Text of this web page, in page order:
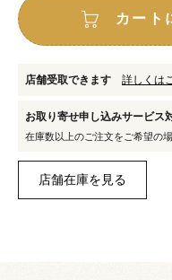
カート
店舗受取できます 詳しくは
お取り寄せ申し込みサービス
在庫数以上のご注文をご希望の